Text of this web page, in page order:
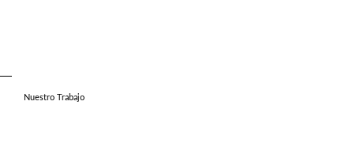
Nuestro Trabajo